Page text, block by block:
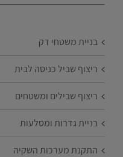
בניית משטחי דק
ריצוף שביל כניסה לבית
ריצוף שבילים ומשטחים
בניית גדרות ומסלעות
התקנת מערכות השקיה